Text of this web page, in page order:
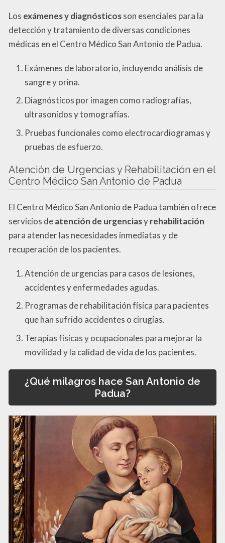
Los exámenes y diagnósticosson esenciales para la
detección y tratamiento de diversas condiciones
médicas en el Centro Médico San Antonio de Padua.
Exámenes de laboratorio, incluyendo análisis de
sangre y orina.
Diagnósticos por imagen como radiografías,
ultrasonidos y tomografías.
Pruebas funcionales como electrocardiogramas y
pruebas de esfuerzo.
Atención de Urgencias y Rehabilitación en el
Centro Médico San Antonio de Padua
El Centro Médico San Antonio de Padua también ofrece
servicios deatención de urgenciasyrehabilitación
para atender las necesidades inmediatas y de
recuperación de los pacientes.
Atención de urgencias para casos de lesiones,
accidentes y enfermedades agudas.
Programas de rehabilitación física para pacientes
que han sufrido accidentes o cirugías.
Terapias físicas y ocupacionales para mejorar la
movilidad y la calidad de vida de los pacientes.
¿Qué milagros hace San Antonio de
Padua?